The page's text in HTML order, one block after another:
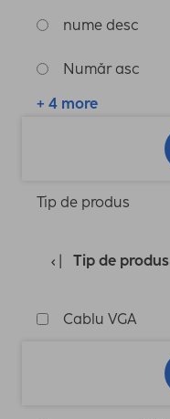
nume desc
Număr asc
+ 4 more
Tip de produs
Tip de produs
Cablu VGA